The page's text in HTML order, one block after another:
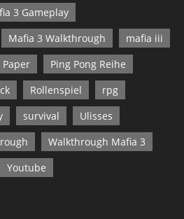
3 Gameplay
Mafia 3 Walkthrough
mafia iii
Paper
Ping Pong Reihe
Rollenspiel
rpg
survival
Ulisses
Walkthrough Mafia 3
Youtube